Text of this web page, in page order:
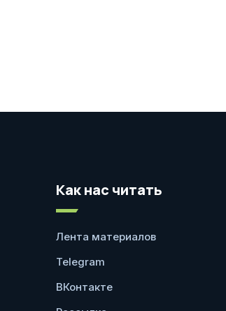
Как нас читать
Лента материалов
Telegram
ВКонтакте